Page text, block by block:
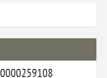
0000259108